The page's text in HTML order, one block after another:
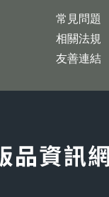
常見問題
相關法規
友善連結